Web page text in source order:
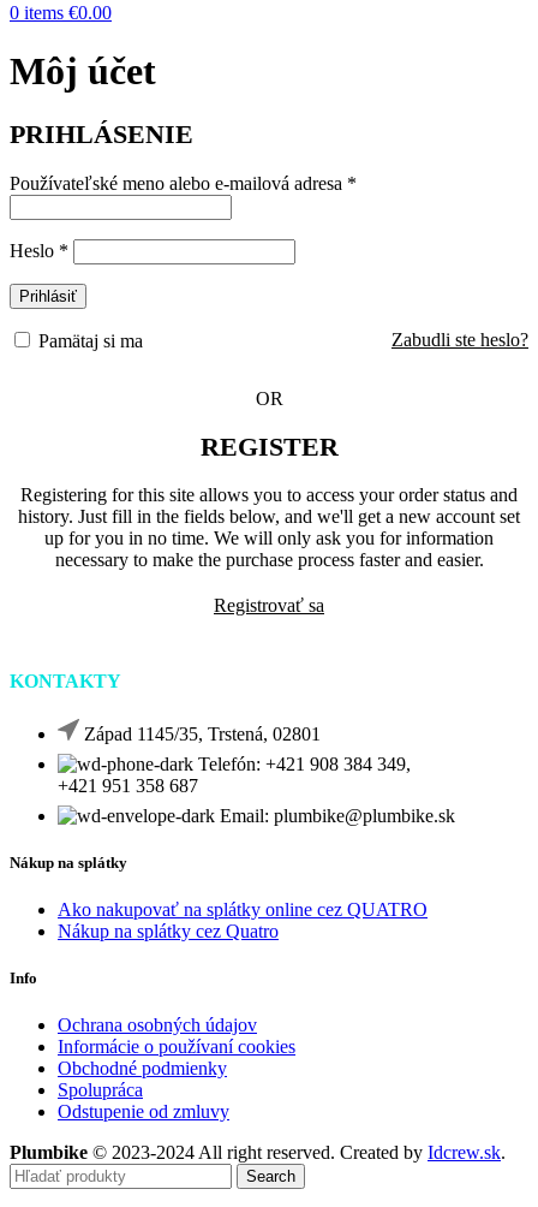
0 items €0.00
Môj účet
PRIHLÁSENIE
Používateľské meno alebo e-mailová adresa *
Heslo *
Prihlásiť
Zabudli ste heslo?
Pamätaj si ma
OR
REGISTER
Registering for this site allows you to access your order status and
history. Just fill in the fields below, and we'll get a new account set
up for you in no time. We will only ask you for information
necessary to make the purchase process faster and easier.
Registrovať sa
KONTAKTY
Západ 1145/35, Trstená, 02801
Telefón: +421 908 384 349,
+421 951 358 687
Email: plumbike@plumbike.sk
Nákup na splátky
Ako nakupovať na splátky online cez QUATRO
Nákup na splátky cez Quatro
Info
Ochrana osobných údajov
Informácie o používaní cookies
Obchodné podmienky
Spolupráca
Odstupenie od zmluvy
Plumbike © 2023-2024 All right reserved. Created by Idcrew.sk.
Search